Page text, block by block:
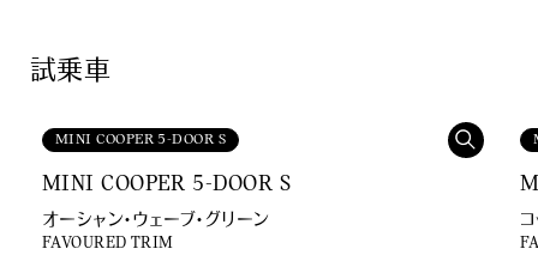
試乗車
MINI COOPER 5-DOOR S
MINI COOPER 5-DOOR S
オーシャン・ウェーブ・グリーン
FAVOURED TRIM